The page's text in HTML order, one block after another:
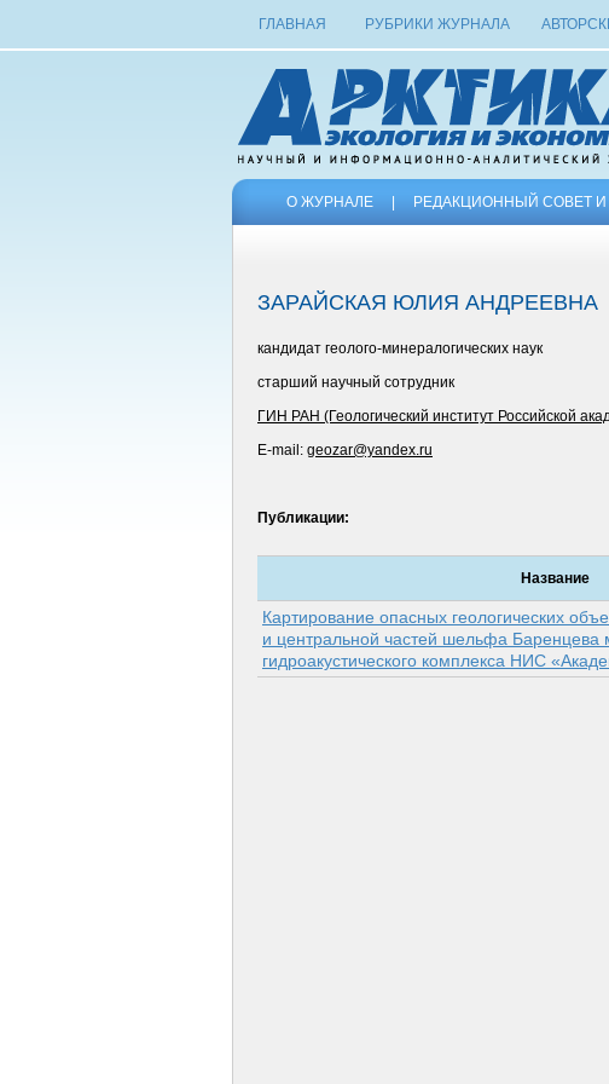
ГЛАВНАЯ РУБРИКИ ЖУРНАЛА
О ЖУРНАЛЕ РЕДАКЦИОННЫЙ СОВЕТ И
ЗАРАЙСКАЯ ЮЛИЯ АНДРЕЕВНА
кандидат геолого-минералогических наук
старший научный сотрудник
ГИН РАН (Геологический институт Российской
E-mail: geozar@yandex.ru
Публикации:
Название
Картирование опасных геологических
и центральной частей шельфа
гидроакустического комплекса НИС